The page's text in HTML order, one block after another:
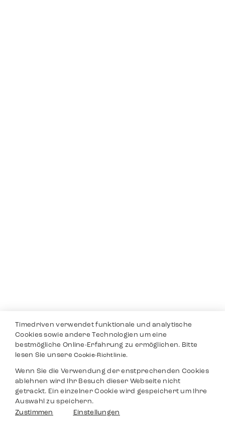
Timedriven verwendet funktionale und analytische
Cookies sowie andere Technologien um eine
bestmögliche Online-Erfahrung zu ermöglichen. Bitte
lesen Sie unsereCookie-Richtlinie.
Wenn Sie die Verwendung der enstprechenden Cookies
ablehnen wird Ihr Besuch dieser Webseite nicht
getrackt. Ein einzelner Cookie wird gespeichert um Ihre
Auswahl zu speichern.
Zustimmen
Einstellungen